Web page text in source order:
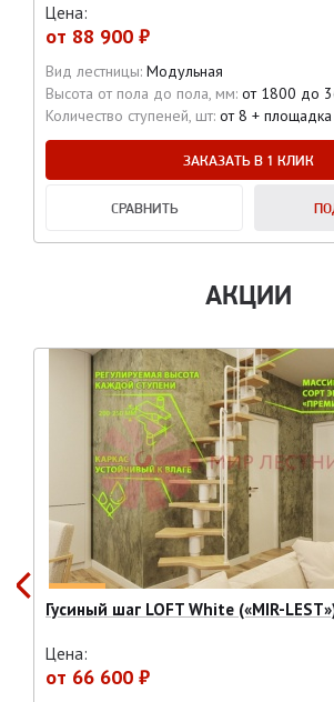
Цена:
от 88 900 ₽
Вид лестницы: Модульная
Высота от пола до пола, мм: от 1800 до
Количество ступеней, шт: от 8 + площадка
ЗАКАЗАТЬ В 1 КЛИК
СРАВНИТЬ
АКЦИИ
Гусиный шаг LOFT White («MIR-
Цена:
от 66 600 ₽